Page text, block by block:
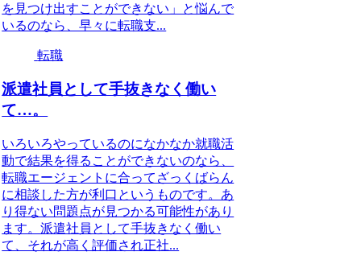
を見つけ出すことができない」と悩んで
いるのなら、早々に転職支...
転職
派遣社員として手抜きなく働い
て…。
いろいろやっているのになかなか就職活
動で結果を得ることができないのなら、
転職エージェントに合ってざっくばらん
に相談した方が利口というものです。あ
り得ない問題点が見つかる可能性があり
ます。派遣社員として手抜きなく働い
て、それが高く評価され正社...